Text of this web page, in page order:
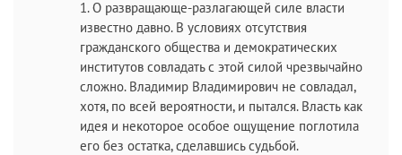
1. О развращающе-разлагающей силе власти
известно давно. В условиях отсутствия
гражданского общества и демократических
институтов совладать с этой силой чрезвычайно
сложно. Владимир Владимирович не совладал,
хотя, по всей вероятности, и пытался. Власть как
идея и некоторое особое ощущение поглотила
его без остатка, сделавшись судьбой.